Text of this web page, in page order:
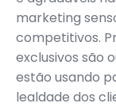
marketing
competitivos.
exclusivos são
estão usando
lealdade dos